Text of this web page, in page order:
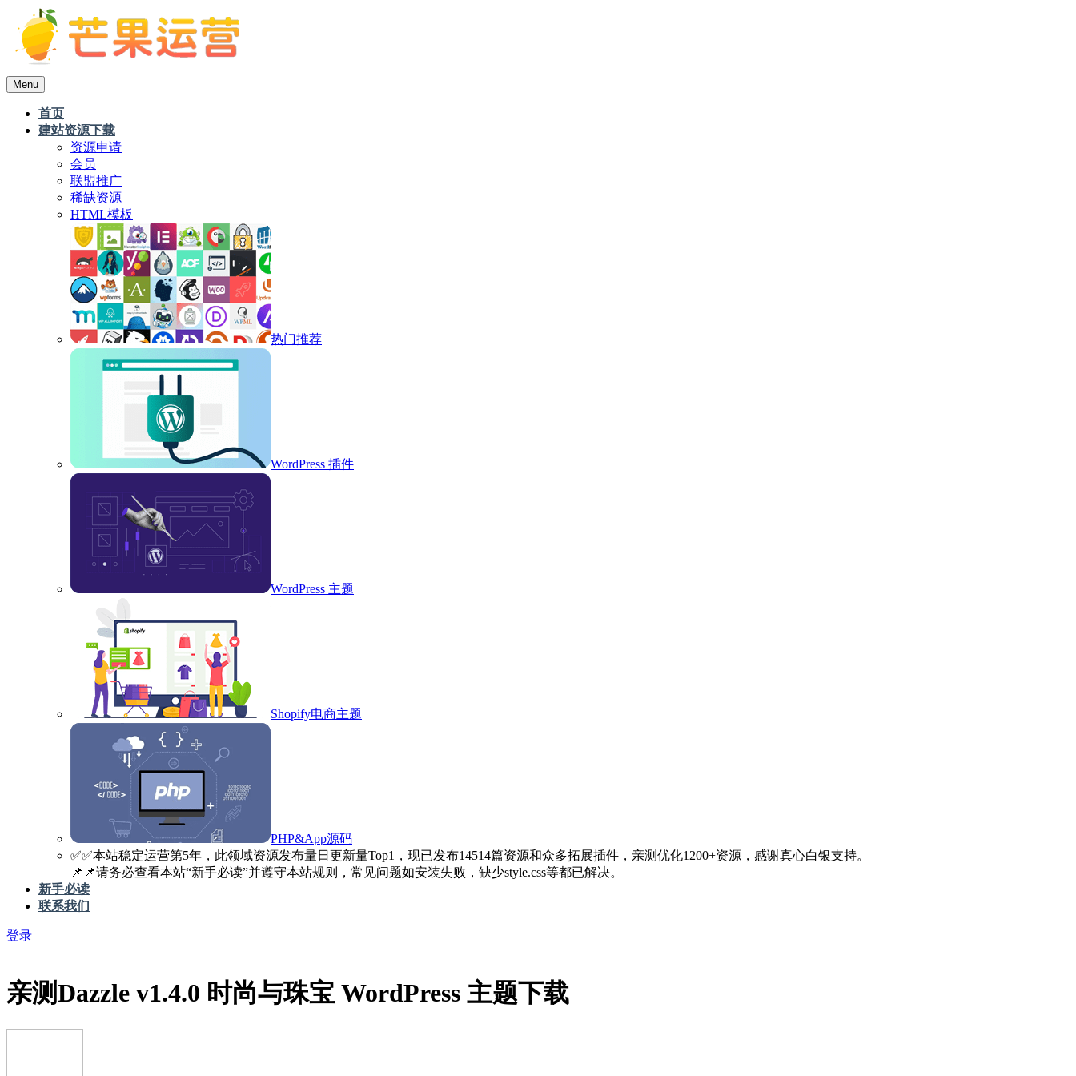
Menu
首页
建站资源下载
资源申请
会员
联盟推广
稀缺资源
HTML模板
热门推荐
WordPress 插件
WordPress 主题
Shopify电商主题
PHP&App源码
✅️✅️本站稳定运营第5年，此领域资源发布量日更新量Top1，现已发布14514篇资源和众多拓展插件，亲测优化1200+资源，感谢真心白银支持。
📌📌请务必查看本站“新手必读”并遵守本站规则，常见问题如安装失败，缺少style.css等都已解决。
新手必读
联系我们
登录
亲测Dazzle v1.4.0 时尚与珠宝 WordPress 主题下载